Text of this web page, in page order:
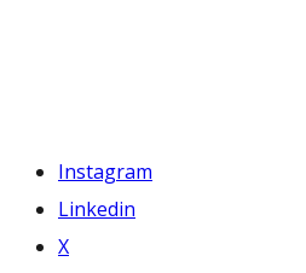
Instagram
Linkedin
X